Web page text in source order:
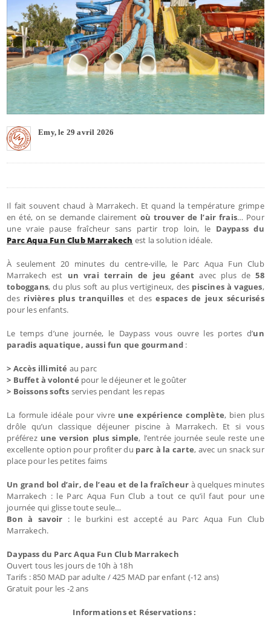
Emy, le 29 avril 2026
Il fait souvent chaud à Marrakech. Et quand la température grimpe
en été, on se demande clairement où trouver de l’air frais… Pour
une vraie pause fraîcheur sans partir trop loin, le Daypass du
Parc Aqua Fun Club Marrakech est la solution idéale.
À seulement 20 minutes du centre-ville, le Parc Aqua Fun Club
Marrakech est un vrai terrain de jeu géant avec plus de 58
toboggans, du plus soft au plus vertigineux, des piscines à vagues,
des rivières plus tranquilles et desespaces de jeux sécurisés
pour les enfants.
Le temps d’une journée, le Daypass vous ouvre les portes d’un
paradis aquatique, aussi fun que gourmand :
> Accès illimité au parc
> Buffet à volonté pour le déjeuner et le goûter
> Boissons softs servies pendant les repas
La formule idéale pour vivre une expérience complète, bien plus
drôle qu’un classique déjeuner piscine à Marrakech. Et si vous
préférez une version plus simple, l’entrée journée seule reste une
excellente option pour profiter du parc à la carte, avec un snack sur
place pour les petites faims
Un grand bol d’air, de l’eau et de la fraîcheur à quelques minutes
Marrakech : le Parc Aqua Fun Club a tout ce qu’il faut pour une
journée qui glisse toute seule…
Bon à savoir : le burkini est accepté au Parc Aqua Fun Club
Marrakech.
Daypass du Parc Aqua Fun Club Marrakech
Ouvert tous les jours de 10h à 18h
Tarifs : 850 MAD par adulte / 425 MAD par enfant (-12 ans)
Gratuit pour les -2 ans
Informations et Réservations :